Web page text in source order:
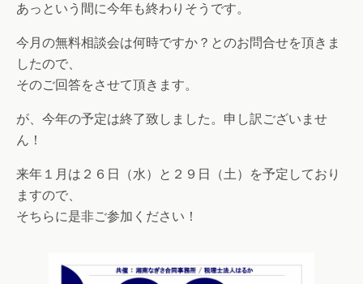
あっという間に今年も終わりそうです。
今月の無料相談会は何時ですか？とのお問合せを頂きま
したので、
そのご回答をさせて頂きます。
が、今年の予定は終了致しました。申し訳ございませ
ん！
来年１月は２６日（水）と２９日（土）を予定しており
ますので、
そちらに是非ご参加ください！